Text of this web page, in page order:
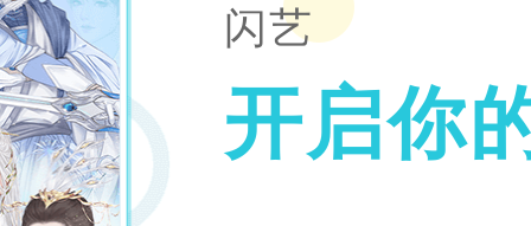
闪艺
开启你